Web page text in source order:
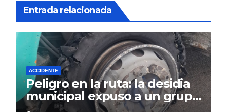
Entrada relacionada
ACCIDENTE
Peligro en la ruta: la desidia
municipal expuso a un grupo
de berissenses